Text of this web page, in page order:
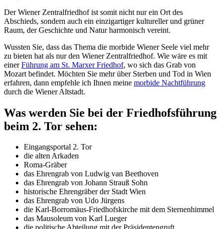
Der Wiener Zentralfriedhof ist somit nicht nur ein Ort des
Abschieds, sondern auch ein einzigartiger kultureller und grüner
Raum, der Geschichte und Natur harmonisch vereint.
Wussten Sie, dass das Thema die morbide Wiener Seele viel mehr
zu bieten hat als nur den Wiener Zentralfriedhof. Wie wäre es mit
einerFührung am St. Marxer Friedhof, wo sich das Grab von
Mozart befindet. Möchten Sie mehr über Sterben und Tod in Wien
erfahren, dann empfehle ich Ihnen meine morbide Nachtführung
durch die Wiener Altstadt.
Was werden Sie bei der Friedhofsführung
beim 2. Tor sehen:
Eingangsportal 2. Tor
die alten Arkaden
Roma-Gräber
das Ehrengrab von Ludwig van Beethoven
das Ehrengrab von Johann Strauß Sohn
historische Ehrengräber der Stadt Wien
das Ehrengrab von Udo Jürgens
die Karl-Borromäus-Friedhofskirche mit dem Sternenhimmel
das Mausoleum von Karl Lueger